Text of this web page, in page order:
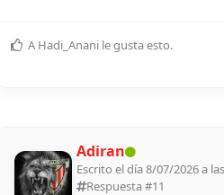
A Hadi_Anani le gusta esto.
Adiran
Escrito el día 8/07/2026 a
Respuesta #11